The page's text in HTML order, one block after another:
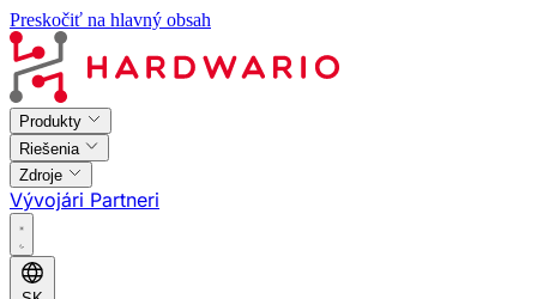
Preskočiť na hlavný obsah
Produkty
Riešenia
Zdroje
Vývojári Partneri